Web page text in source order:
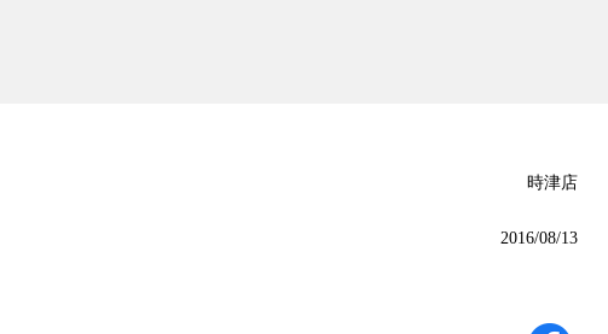
時津店
2016/08/13